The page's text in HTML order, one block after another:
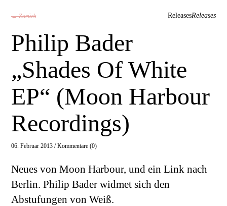
← Zurück ReleasesReleases
Philip Bader
„Shades Of White
EP“ (Moon Harbour
Recordings)
06. Februar 2013 /Kommentare (0)
Neues von Moon Harbour, und ein Link nach
Berlin. Philip Bader widmet sich den
Abstufungen von Weiß.